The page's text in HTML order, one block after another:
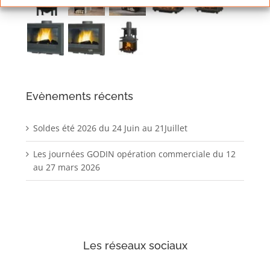
Evènements récents
Soldes été 2026 du 24 Juin au 21Juillet
Les journées GODIN opération commerciale du 12
au 27 mars 2026
Les réseaux sociaux